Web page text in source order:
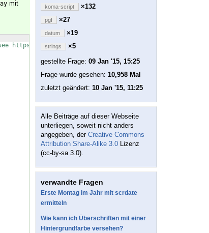
mit
https://komascript.de/faq_deprecatedif
koma-script ×132
pgf ×27
datum ×19
strings
×5
gestellte Frage: 09 Jan '15, 15:25
Frage wurde gesehen: 10,958 Mal
zuletzt geändert: 10 Jan '15, 11:25
Alle Beiträge auf dieser Webseite
unterliegen, soweit nicht anders
angegeben, der Creative Commons
Attribution Share-Alike 3.0 Lizenz
(cc-by-sa 3.0).
verwandte Fragen
Erste Montag im Jahr mit scrdate
ermitteln
Wie kann ich Überschriften mit einer
Hintergrundfarbe versehen?